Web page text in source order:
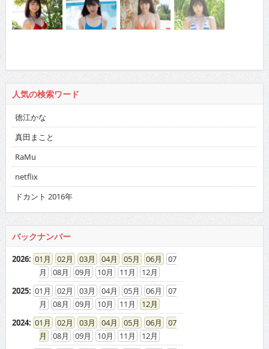
人気の検索ワード
徳江かな
真田まこと
RaMu
netflix
ドカント 2016年
バックナンバー
2026: 01 02 03 04 05 06
07
08
09 10 11
12
2025: 01 02 03 04 05 06
07
08
09 10 11
12
2024: 01 02 03 04 05 06
07
08
09 10 11
12